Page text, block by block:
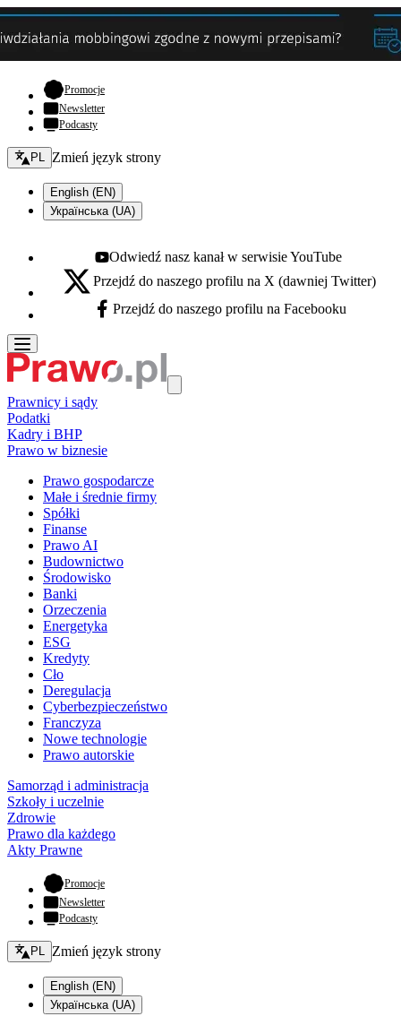
Promocje- otwiera się w nowej karcie
Newsletter
Podcasty
Zmień język - bieżący:
PL Zmień język strony
English (EN)
Українська (UA)
Youtube - otwiera się w nowej karcie
Odwiedź nasz kanał w serwisie YouTube
X - otwiera się w nowej karcie
Przejdź do naszego profilu na X (dawniej Twitter)
Facebook - otwiera się w nowej karcie
Przejdź do naszego profilu na Facebooku
Prawnicy i sądy
Podatki
Kadry i BHP
Prawo w biznesie
Prawo gospodarcze
Małe i średnie firmy
Spółki
Finanse
Prawo AI
Budownictwo
Środowisko
Banki
Orzeczenia
Energetyka
ESG
Kredyty
Cło
Deregulacja
Cyberbezpieczeństwo
Franczyza
Nowe technologie
Prawo autorskie
Samorząd i administracja
Szkoły i uczelnie
Zdrowie
Prawo dla każdego
Akty Prawne
Promocje- otwiera się w nowej karcie
Newsletter
Podcasty
Zmień język - bieżący:
PL Zmień język strony
English (EN)
Українська (UA)